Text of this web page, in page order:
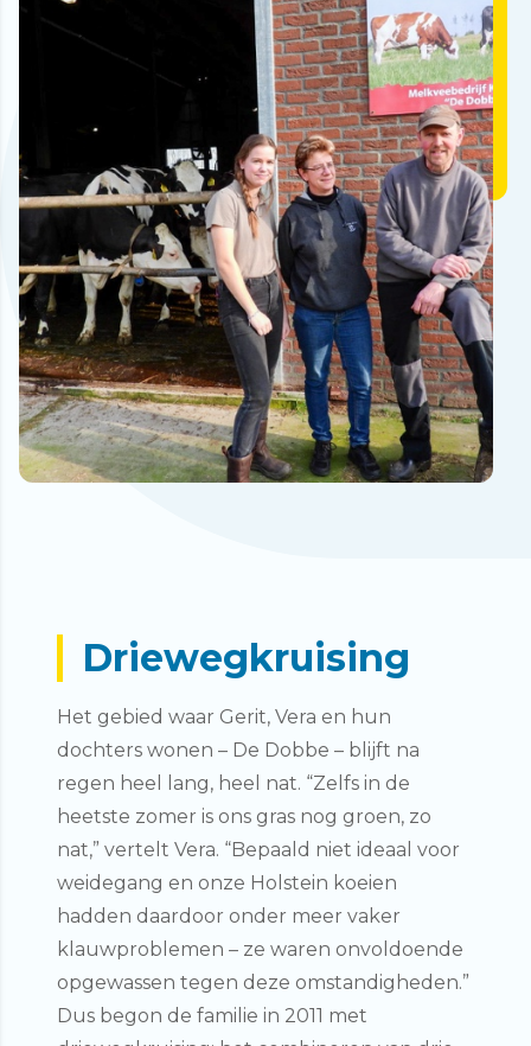
Driewegkruising
Het gebied waar Gerit, Vera en hun
dochters wonen – De Dobbe – blijft na
regen heel lang, heel nat. “Zelfs in de
heetste zomer is ons gras nog groen, zo
nat,” vertelt Vera. “Bepaald niet ideaal voor
weidegang en onze Holstein koeien
hadden daardoor onder meer vaker
klauwproblemen – ze waren onvoldoende
opgewassen tegen deze omstandigheden.”
Dus begon de familie in 2011 met